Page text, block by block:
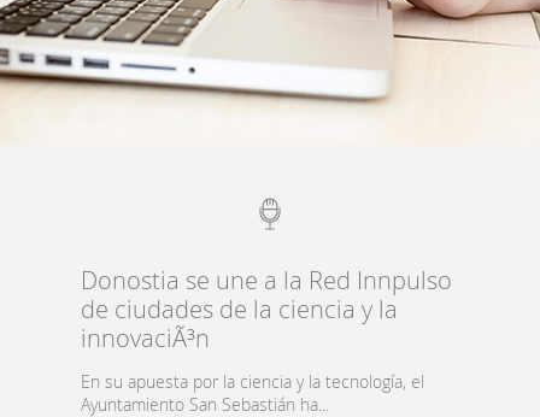
Qué
es
localesDonostia se une a la Red Innpulso
de ciudades de la ciencia y la
innovaciÃ³n
En su apuesta por la ciencia y la tecnología, el
Ayuntamiento San Sebastián ha...